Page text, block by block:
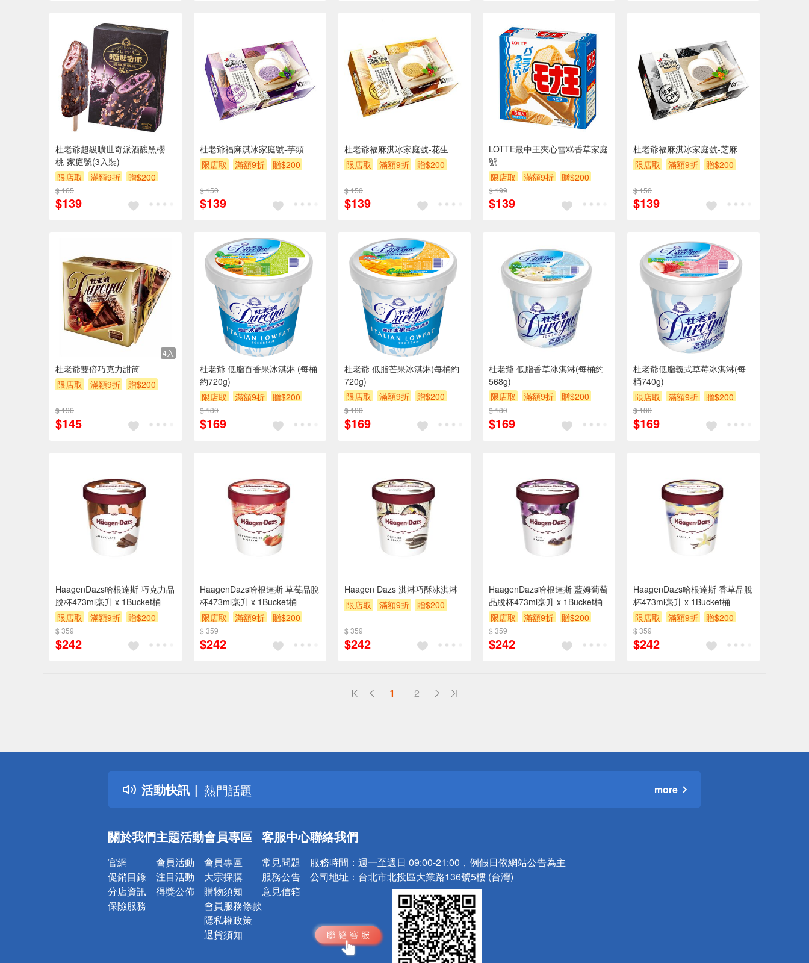
杜老爺超級曠世奇派酒釀黑櫻
桃-家庭號(3入裝)
限店取
滿額9折 贈$200
$ 165
$139
杜老爺福麻淇冰家庭號-芋頭
限店取
滿額9折 贈$200
$ 150
$139
杜老爺福麻淇冰家庭號-花生
限店取
滿額9折 贈$200
$ 150
$139
LOTTE最中王夾心雪糕香草家庭
號
限店取
滿額9折 贈$200
$ 199
$139
杜老爺福麻淇冰家庭號-芝麻
限店取
滿額9折 贈$200
$ 150
$139
4入
杜老爺雙倍巧克力甜筒
限店取
滿額9折 贈$200
$ 196
$145
杜老爺 低脂百香果冰淇淋 (每桶
約720g)
限店取
滿額9折 贈$200
$ 180
$169
杜老爺 低脂芒果冰淇淋(每桶約
720g)
限店取
滿額9折 贈$200
$ 180
$169
杜老爺 低脂香草冰淇淋(每桶約
568g)
限店取
滿額9折 贈$200
$ 180
$169
杜老爺低脂義式草莓冰淇淋(每
桶740g)
限店取
滿額9折 贈$200
$ 180
$169
HaagenDazs哈根達斯 巧克力品
脫杯473ml毫升 x 1Bucket桶
限店取
滿額9折 贈$200
$ 359
$242
HaagenDazs哈根達斯 草莓品脫
杯473ml毫升 x 1Bucket桶
限店取
滿額9折 贈$200
$ 359
$242
Haagen Dazs 淇淋巧酥冰淇淋
限店取
滿額9折 贈$200
$ 359
$242
HaagenDazs哈根達斯 藍姆葡萄
品脫杯473ml毫升 x 1Bucket桶
限店取
滿額9折 贈$200
$ 359
$242
HaagenDazs哈根達斯 香草品脫
杯473ml毫升 x 1Bucket桶
限店取
滿額9折 贈$200
$ 359
$242
1 2
活動快訊
詐騙網頁！請小心！
得獎公告
熱門話題
銀行優惠
詐騙網頁！請小心！
more
關於我們
官網
促銷目錄
分店資訊
保險服務
主題活動
會員活動
注目活動
得獎公佈
會員專區
會員專區
大宗採購
購物須知
會員服務條款
隱私權政策
退貨須知
客服中心
常見問題
服務公告
意見信箱
聯絡我們
服務時間： 週一至週日 09:00-21:00，例假日依網站公告為主
公司地址： 台北市北投區大業路136號5樓 (台灣)